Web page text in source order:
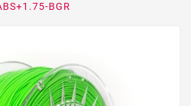
BGR